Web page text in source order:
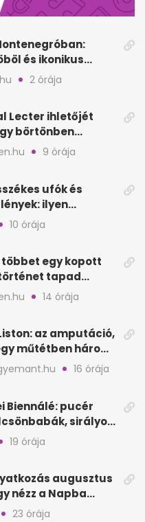
és ikonikus
3 nap alatt
2 órája
Lecter ihletőjét
börtönben
9 órája
ufók és
ilyen
új filmje
10 órája
többet egy kopott
tapad
14 órája
az amputáció,
műtétben három
16 órája
Biennálé: pucér
sirályok,
családi program
19 órája
augusztus
nézz a Napba
23 órája